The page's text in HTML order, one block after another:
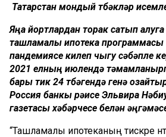
Татарстан мондый төбәкләр
Яңа йортлардан торак сатып
ташламалы ипотека программасы
пандемиясе килеп чыгу сәбәпле
2021 елның июлендә
бары тик 24 төбәгендә генә
Россия банкы рәисе Эльвира
газетасы хәбәрчесе белән
“Ташламалы ипотеканың тискәре